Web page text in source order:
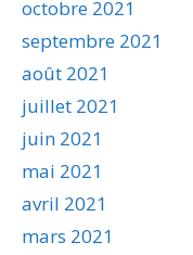
octobre 2021
septembre 2021
août 2021
juillet 2021
juin 2021
mai 2021
avril 2021
mars 2021